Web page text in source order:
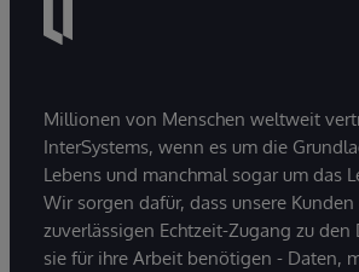
Millionen von Menschen weltweit
InterSystems, wenn es um die
Lebens und manchmal sogar um das
Wir sorgen dafür, dass unsere Kunden
zuverlässigen Echtzeit-Zugang zu den
sie für ihre Arbeit benötigen - Daten,